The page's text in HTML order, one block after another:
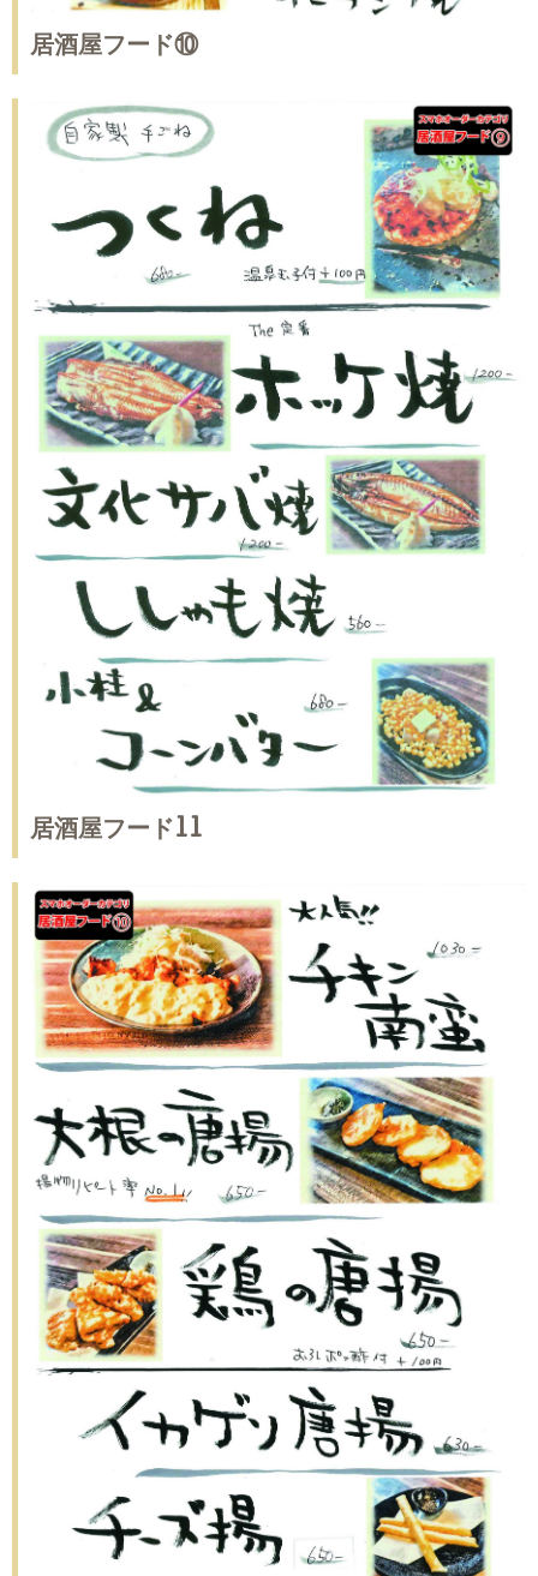
居酒屋フード⑩
居酒屋フード11